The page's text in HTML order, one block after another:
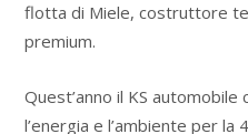
flotta di Miele, costruttore
premium.
Quest’anno il KS
l’energia e l’ambiente per